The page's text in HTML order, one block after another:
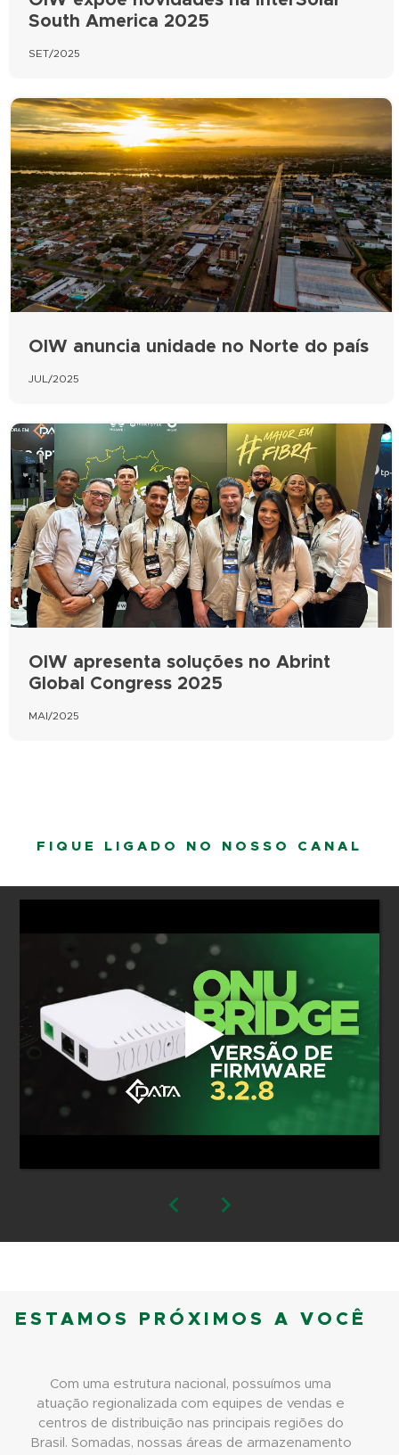
South America 2025
SET/2025
OIW anuncia unidade no Norte do país
JUL/2025
OIW apresenta soluções no Abrint
Global Congress 2025
MAI/2025
FIQUE LIGADO NO NOSSO CANAL
ESTAMOS PRÓXIMOS A VOCÊ
Com uma estrutura nacional, possuímos uma
atuação regionalizada com equipes de vendas e
centros de distribuição nas principais regiões do
Brasil. Somadas, nossas áreas de armazenamento